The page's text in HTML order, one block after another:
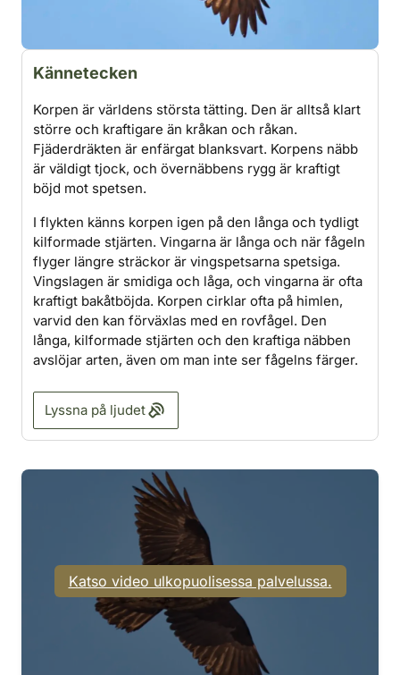
Kännetecken
Korpen är världens största tätting. Den är alltså klart
större och kraftigare än kråkan och råkan.
Fjäderdräkten är enfärgat blanksvart. Korpens näbb
är väldigt tjock, och övernäbbens rygg är kraftigt
böjd mot spetsen.
I flykten känns korpen igen på den långa och tydligt
kilformade stjärten. Vingarna är långa och när fågeln
flyger längre sträckor är vingspetsarna spetsiga.
Vingslagen är smidiga och låga, och vingarna är ofta
kraftigt bakåtböjda. Korpen cirklar ofta på himlen,
varvid den kan förväxlas med en rovfågel. Den
långa, kilformade stjärten och den kraftiga näbben
avslöjar arten, även om man inte ser fågelns färger.
Lyssna på ljudet
Katso video ulkopuolisessa palvelussa.